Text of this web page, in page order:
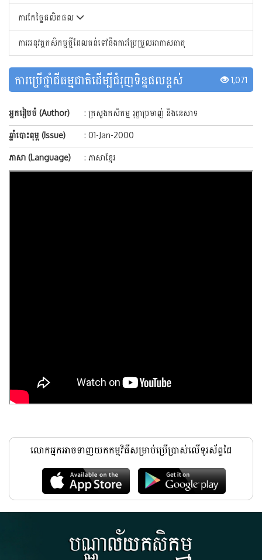
ការកែច្នៃផលិតផល
ការអនុវត្តកសិកម្មថ្មីដែលធន់ទៅនឹងការប្រែប្រួលអាកាសធាតុ
ការប្រើថ្នាំជីធម្មជាតិដើម្បីជំរុញទិន្នផលខ្ពស់ 1,071
អ្នករៀបចំ (Author) : ក្រសួងកសិកម្ម រុក្ខាប្រមាញ់ និងនេសាទ
ឆ្នាំបោះពុម្ព (Issue) : 01-Jan-2000
ភាសា (Language) : ភាសាខ្មែរ
លោកអ្នកអាចទាញយកកម្មវិធីសម្រាប់ប្រើប្រាស់លើទូរស័ព្ទដៃ